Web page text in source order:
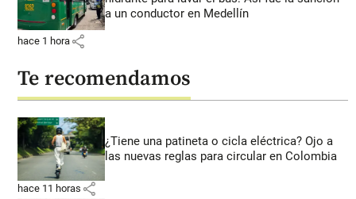
a un conductor en Medellín
hace 1 hora share
Te recomendamos
¿Tiene una patineta o cicla eléctrica? Ojo a
las nuevas reglas para circular en Colombia
hace 11 horas share